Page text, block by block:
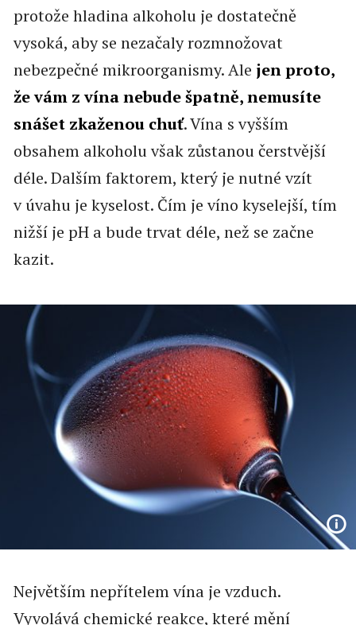
protože hladina alkoholu je dostatečně
vysoká, aby se nezačaly rozmnožovat
nebezpečné mikroorganismy. Ale jen proto,
že vám z vína nebude špatně, nemusíte
snášet zkaženou chuť. Vína s vyšším
obsahem alkoholu však zůstanou čerstvější
déle. Dalším faktorem, který je nutné vzít
v úvahu je kyselost. Čím je víno kyselejší, tím
nižší je pH a bude trvat déle, než se začne
kazit.
Největším nepřítelem vína je vzduch.
Vyvolává chemické reakce, které mění